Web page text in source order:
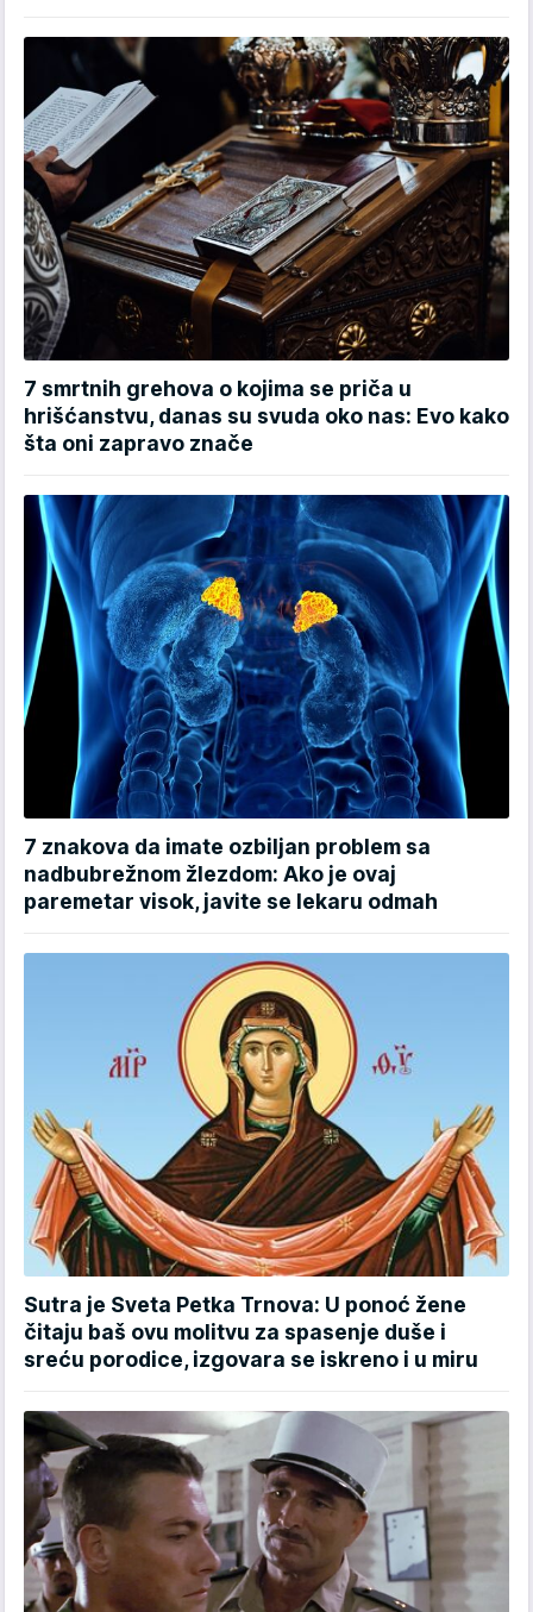
7 smrtnih grehova o kojima se priča u
hrišćanstvu, danas su svuda oko nas: Evo kako
šta oni zapravo znače
7 znakova da imate ozbiljan problem sa
nadbubrežnom žlezdom: Ako je ovaj
paremetar visok, javite se lekaru odmah
Sutra je Sveta Petka Trnova: U ponoć žene
čitaju baš ovu molitvu za spasenje duše i
sreću porodice, izgovara se iskreno i u miru